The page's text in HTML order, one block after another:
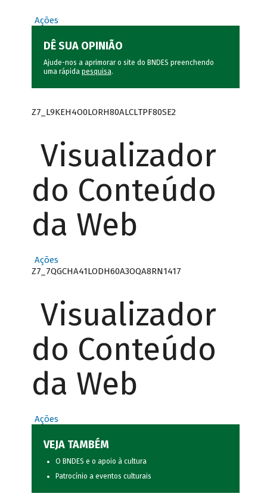
Ações
DÊ SUA OPINIÃO
Ajude-nos a aprimorar o site do BNDES preenchendo
uma rápida pesquisa.
Z7_L9KEH4O0LORH80ALCLTPF80SE2
Visualizador
do Conteúdo
da Web
Ações
Z7_7QGCHA41LODH60A3OQA8RN1417
Visualizador
do Conteúdo
da Web
Ações
VEJA TAMBÉM
O BNDES e o apoio à cultura
Patrocínio a eventos culturais